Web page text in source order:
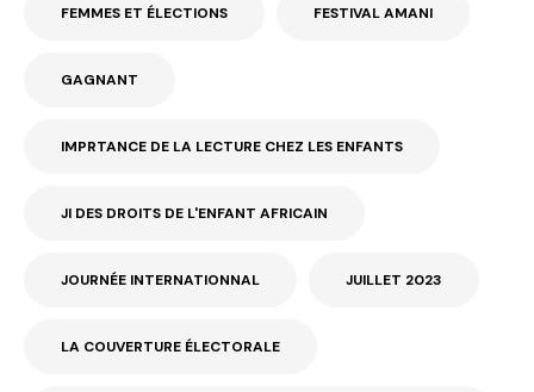
FEMMES ET ÉLECTIONS FESTIVAL AMANI
GAGNANT
IMPRTANCE DE LA LECTURE CHEZ LES ENFANTS
JI DES DROITS DE L'ENFANT AFRICAIN
JOURNÉE INTERNATIONNAL JUILLET 2023
LA COUVERTURE ÉLECTORALE